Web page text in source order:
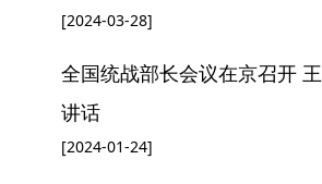
[2024-03-28]
全国统战部长会议在京召开
讲话
[2024-01-24]